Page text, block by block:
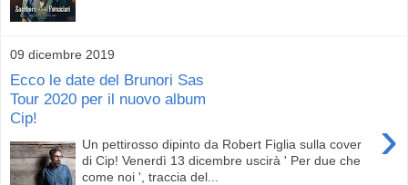
09 dicembre 2019
Ecco le date del Brunori Sas
Tour 2020 per il nuovo album
Cip!
›
Un pettirosso dipinto da Robert Figlia sulla cover
di Cip! Venerdì 13 dicembre uscirà ' Per due che
come noi ', traccia del...